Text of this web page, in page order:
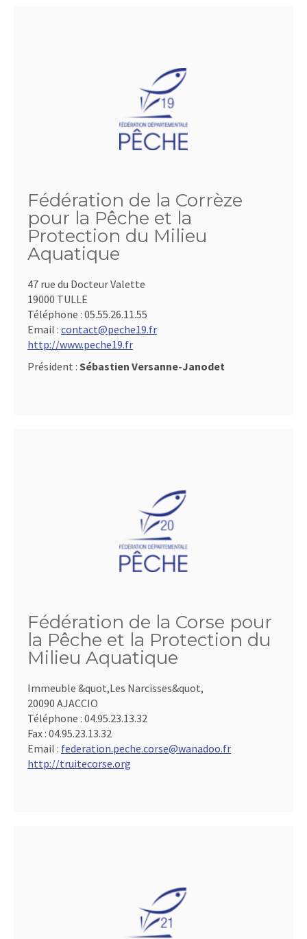
Fédération de la Corrèze
pour la Pêche et la
Protection du Milieu
Aquatique
47 rue du Docteur Valette
19000 TULLE
Téléphone : 05.55.26.11.55
Email : contact@peche19.fr
http://www.peche19.fr
Président : Sébastien Versanne-Janodet
Fédération de la Corse pour
la Pêche et la Protection du
Milieu Aquatique
Immeuble &quot,Les Narcisses&quot,
20090 AJACCIO
Téléphone : 04.95.23.13.32
Fax : 04.95.23.13.32
Email : federation.peche.corse@wanadoo.fr
http://truitecorse.org